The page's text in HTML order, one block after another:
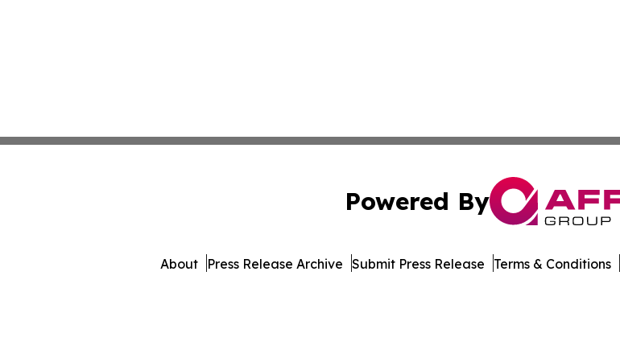
Powered By
About Press Release Archive Submit Press Release Terms & Conditions